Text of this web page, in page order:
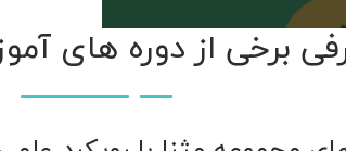
برخی از دوره های